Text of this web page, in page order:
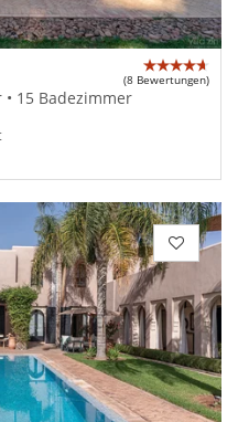
(8 Bewertungen)
• 15 Badezimmer